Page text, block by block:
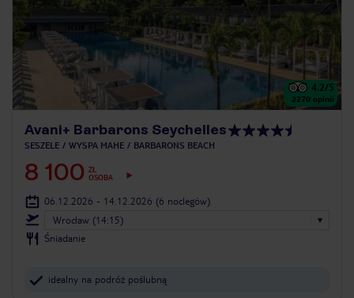
4.2/5
2270 opinii
Avani+ Barbarons Seychelles
SESZELE WYSPA MAHE BARBARONS BEACH
8 100 ZŁ
OSOBA
06.12.2026 - 14.12.2026 (6 noclegów)
Wrocław (14:15)
Śniadanie
idealny na podróż poślubną